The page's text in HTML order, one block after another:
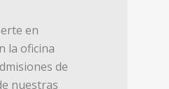
en
la oficina
de
nuestras